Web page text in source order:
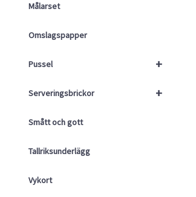
Målarset
Omslagspapper
+
Pussel
+
Serveringsbrickor
Smått och gott
Tallriksunderlägg
Vykort